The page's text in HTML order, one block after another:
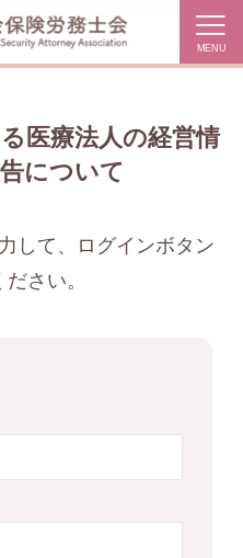
MENU
医療法人の経営情
について
して、ログインボタン
さい。